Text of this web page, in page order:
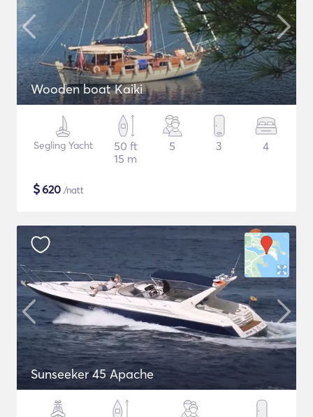
Wooden boat Kaiki
Segling Yacht
50 ft
15 m
5 3 4
$620 /natt
Sunseeker 45 Apache